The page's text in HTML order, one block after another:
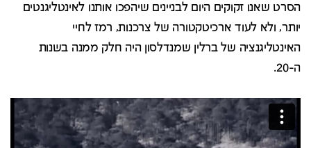
הסרט שאנו זקוקים היום לבניינים שיהפכו אותנו לאינטליגנטים
יותר, ולא לעוד ארכיטקטורה של צרכנות, רמז לחיי
האינטליגנציה של ברלין שמנדלסון היה חלק ממנה בשנות
ה-20.